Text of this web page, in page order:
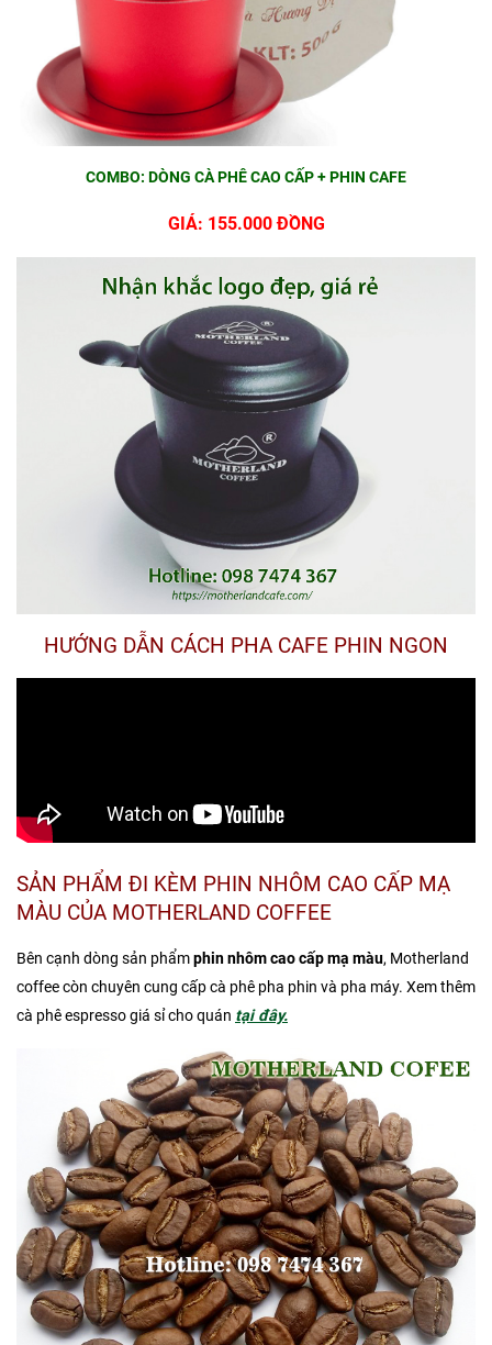
COMBO: DÒNG CÀ PHÊ CAO CẤP + PHIN CAFE
GIÁ: 155.000 ĐỒNG
HƯỚNG DẪN CÁCH PHA CAFE PHIN NGON
SẢN PHẨM ĐI KÈM PHIN NHÔM CAO CẤP MẠ
MÀU CỦA MOTHERLAND COFFEE
Bên cạnh dòng sản phẩmphin nhôm cao cấp mạ màu, Motherland
coffee còn chuyên cung cấp cà phê pha phin và pha máy. Xem thêm
cà phê espresso giá sỉ cho quán tại đây.